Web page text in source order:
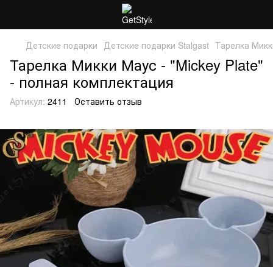
Детские подарки Детские подарки Stalgast Тарелка
Тарелка Микки Маус - "Mickey Plate"
- полная комплектация
Артикул: 2411 Оставить отзыв